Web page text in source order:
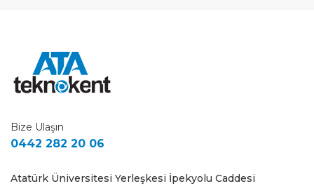
Bize Ulaşın
0442 282 20 06
Atatürk Üniversitesi Yerleşkesi İpekyolu Caddesi